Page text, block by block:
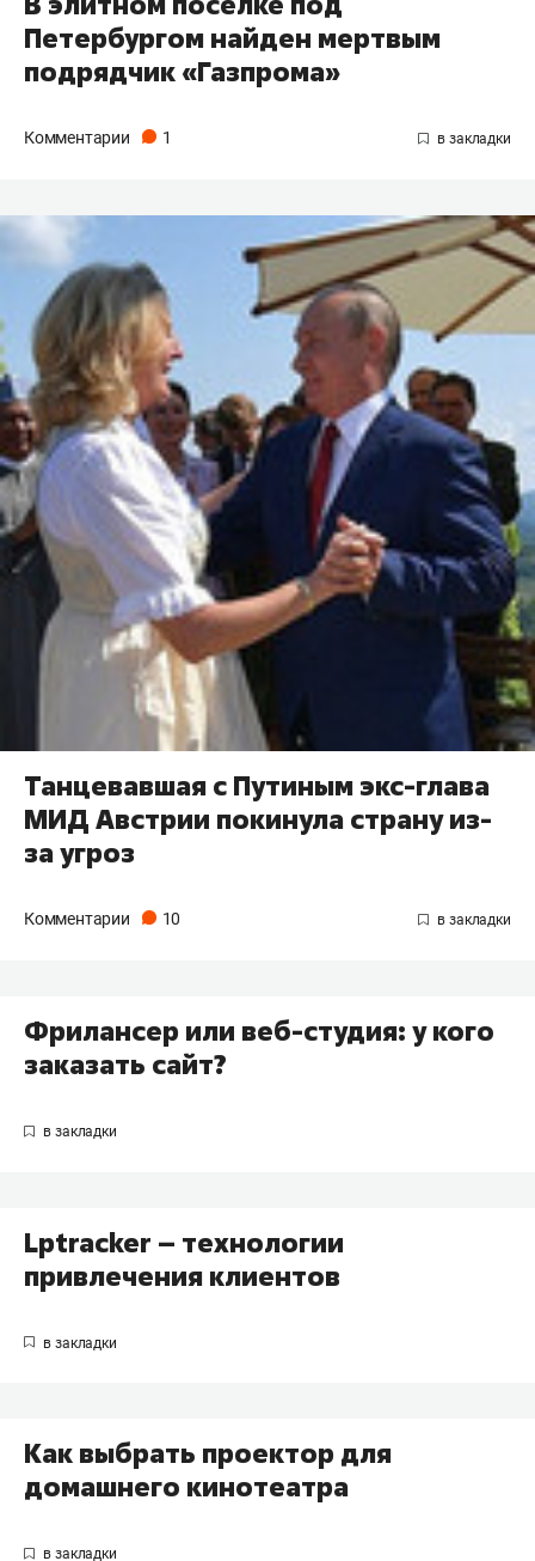
Петербургом найден мертвым
подрядчик «Газпрома»
Комментарии 1
Танцевавшая с Путиным экс-глава
МИД Австрии покинула страну из-
за угроз
Комментарии 10
Фрилансер или веб-студия: у кого
заказать сайт?
Lptracker – технологии
привлечения клиентов
Как выбрать проектор для
домашнего кинотеатра